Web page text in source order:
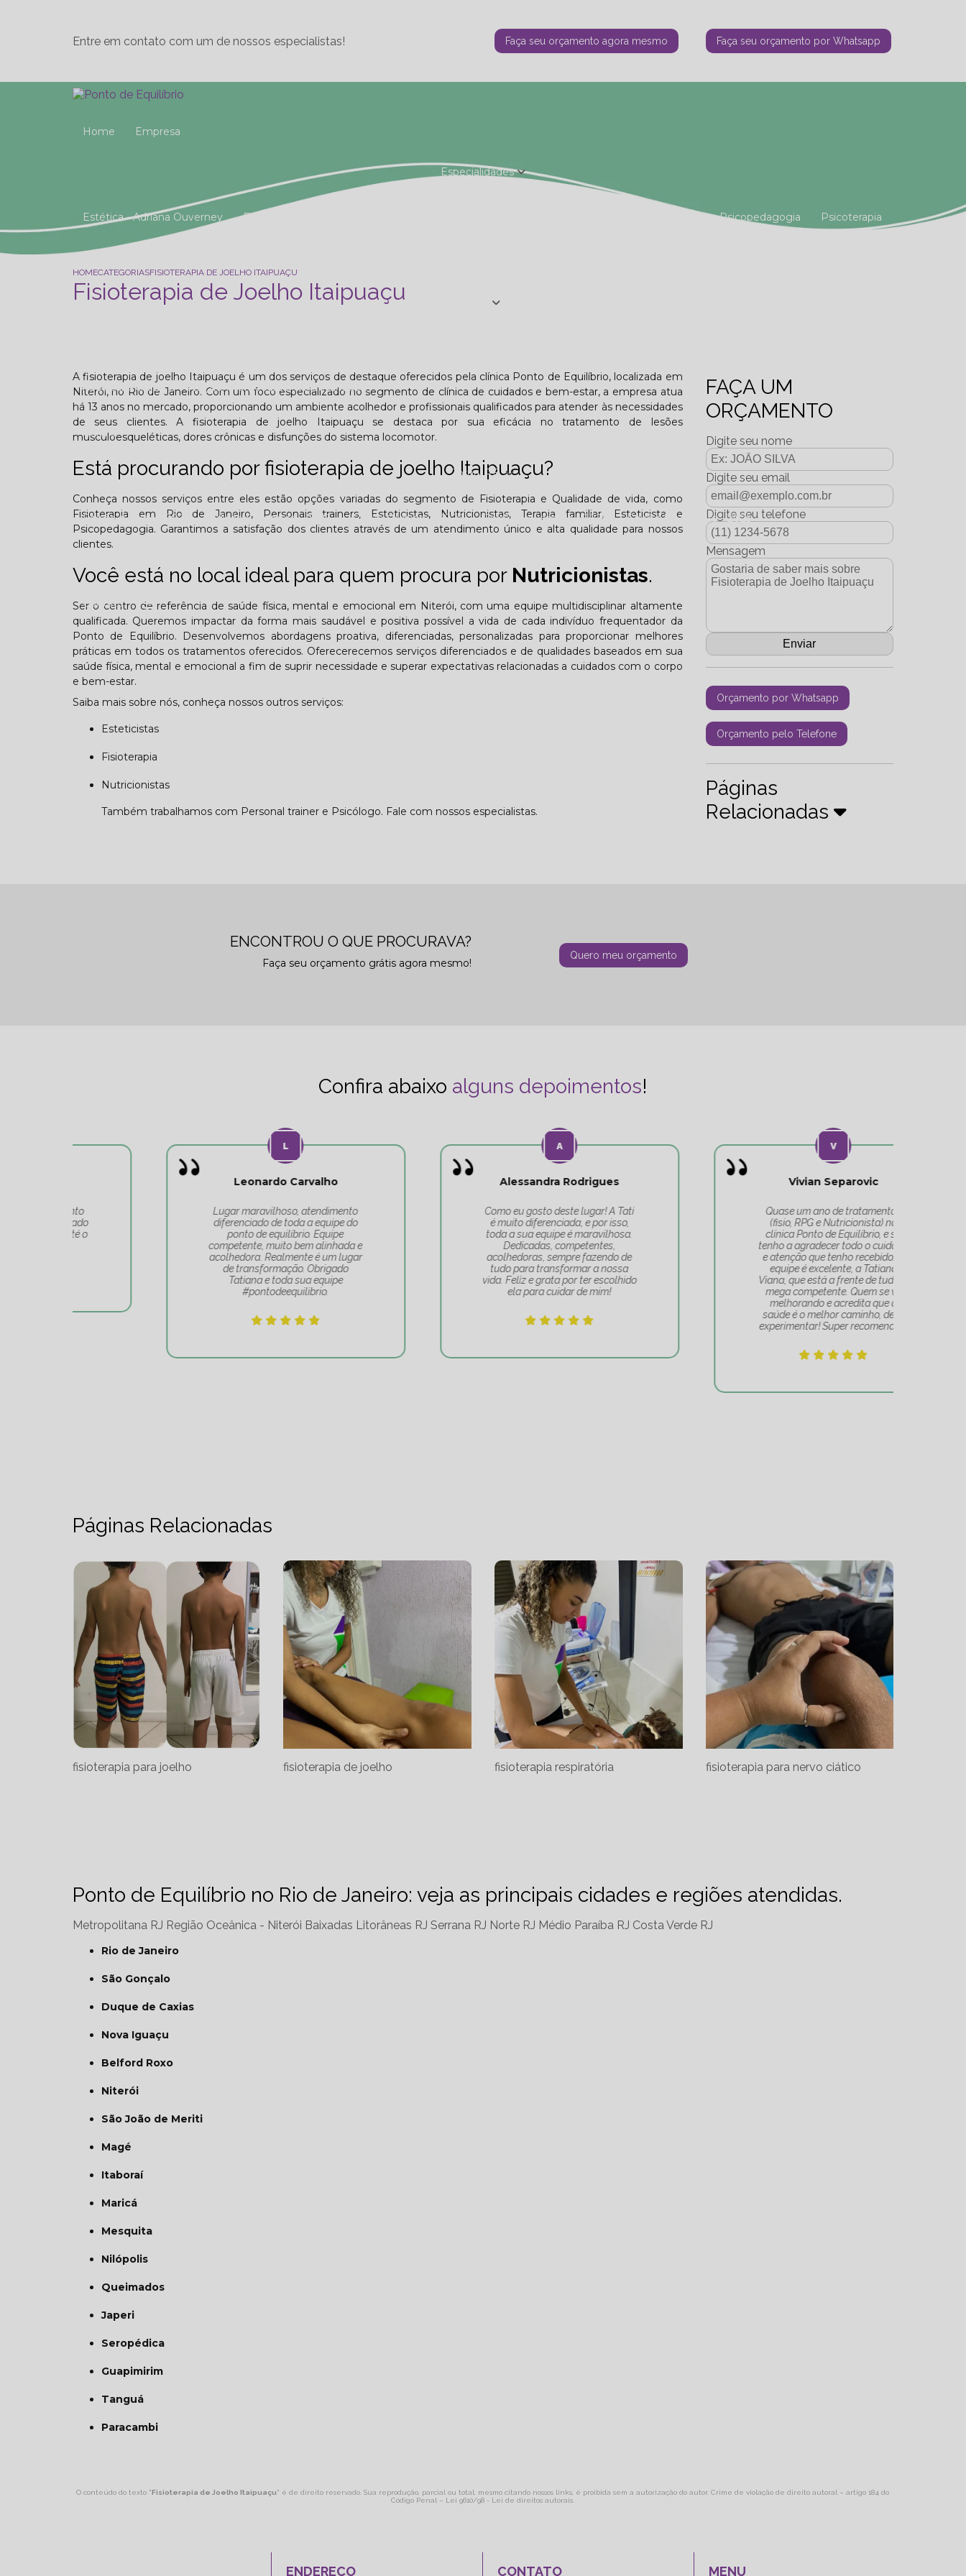
Entre em contato com um de nossos especialistas! Faça seu orçamento agora mesmo Faça seu orçamento por Whatsapp
Home Empresa
Especialidades
Estética - Adriana Ouverney Fisioterapia Psicopedagogia Psicoterapia
Você sabe o que é TOD (Transtorno opositivo desafiador)?
Galeria
Jornal PE
Edição Agosto - 2025 Edição Setembro - 2025 Edição Outubro - 2025 Edição Novembro - 2025 Edição Dezembro - 2025
Contato
HOMECATEGORIASFISIOTERAPIA DE JOELHO ITAIPUAÇU
Fisioterapia de Joelho Itaipuaçu
A fisioterapia de joelho Itaipuaçu é um dos serviços de destaque oferecidos pela clínica Ponto de Equilíbrio, localizada em
Niterói, no Rio de Janeiro. Com um foco especializado no segmento de clínica de cuidados e bem-estar, a empresa atua
há 13 anos no mercado, proporcionando um ambiente acolhedor e profissionais qualificados para atender às necessidades
de seus clientes. A fisioterapia de joelho Itaipuaçu se destaca por sua eficácia no tratamento de lesões
musculoesqueléticas, dores crônicas e disfunções do sistema locomotor.
Está procurando por fisioterapia de joelho Itaipuaçu?
Conheça nossos serviços entre eles estão opções variadas do segmento de Fisioterapia e Qualidade de vida, como
Fisioterapia em Rio de Janeiro, Personais trainers, Esteticistas, Nutricionistas, Terapia familiar, Esteticista e
Psicopedagogia. Garantimos a satisfação dos clientes através de um atendimento único e alta qualidade para nossos
clientes.
Você está no local ideal para quem procura por Nutricionistas.
Ser o centro de referência de saúde física, mental e emocional em Niterói, com uma equipe multidisciplinar altamente
qualificada. Queremos impactar da forma mais saudável e positiva possível a vida de cada indivíduo frequentador da
Ponto de Equilíbrio. Desenvolvemos abordagens proativa, diferenciadas, personalizadas para proporcionar melhores
práticas em todos os tratamentos oferecidos. Oferecerecemos serviços diferenciados e de qualidades baseados em sua
saúde física, mental e emocional a fim de suprir necessidade e superar expectativas relacionadas a cuidados com o corpo
e bem-estar.
Saiba mais sobre nós, conheça nossos outros serviços:
Esteticistas
Fisioterapia
Nutricionistas
Também trabalhamos com Personal trainer e Psicólogo. Fale com nossos especialistas.
FAÇA UM
ORÇAMENTO
Digite seu nome
Digite seu email
Digite seu telefone
Mensagem
Orçamento por Whatsapp
Orçamento pelo Telefone
Páginas
Relacionadas
ENCONTROU O QUE PROCURAVA?
Faça seu orçamento grátis agora mesmo!
Quero meu orçamento
Confira abaixo alguns depoimentos!
Leonardo Carvalho
Lugar maravilhoso, atendimento
diferenciado de toda a equipe do
ponto de equilíbrio. Equipe
competente, muito bem alinhada e
acolhedora. Realmente é um lugar
de transformação. Obrigado
Tatiana e toda sua equipe
#pontodeequilibrio.
Alessandra Rodrigues
Como eu gosto deste lugar! A Tati
é muito diferenciada, e por isso,
toda a sua equipe é maravilhosa.
Dedicadas, competentes,
acolhedoras, sempre fazendo de
tudo para transformar a nossa
vida. Feliz e grata por ter escolhido
ela para cuidar de mim!
Vivian Separovic
Quase um ano de tratamentos
(fisio, RPG e Nutricionista) na
clínica Ponto de Equilíbrio, e só
tenho a agradecer todo o cuidado
e atenção que tenho recebido. A
equipe é excelente, a Tatiana
Viana, que está a frente de tudo, é
mega competente. Quem se vê
melhorando e acredita que a
saúde é o melhor caminho, deve
experimentar! Super recomendo!!!
Páginas Relacionadas
fisioterapia para joelho fisioterapia de joelho fisioterapia respiratória fisioterapia para nervo ciático
Ponto de Equilíbrio no Rio de Janeiro: veja as principais cidades e regiões atendidas.
Metropolitana RJ Região Oceânica - Niterói Baixadas Litorâneas RJ Serrana RJ Norte RJ Médio Paraíba RJ Costa Verde RJ
Rio de Janeiro
São Gonçalo
Duque de Caxias
Nova Iguaçu
Belford Roxo
Niterói
São João de Meriti
Magé
Itaboraí
Maricá
Mesquita
Nilópolis
Queimados
Japeri
Seropédica
Guapimirim
Tanguá
Paracambi
O conteúdo do texto "Fisioterapia de Joelho Itaipuaçu" é de direito reservado. Sua reprodução, parcial ou total, mesmo citando nossos links, é proibida sem a autorização do autor. Crime de violação de direito autoral – artigo 184 do
Código Penal – Lei 9610/98 - Lei de direitos autorais
ENDEREÇO CONTATO MENU